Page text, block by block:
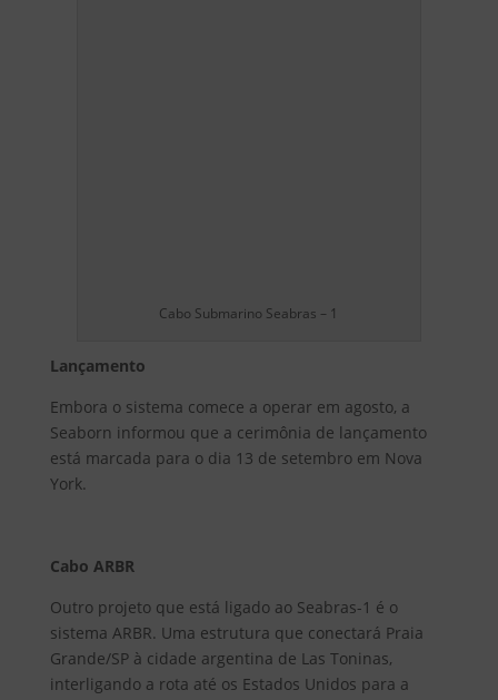
Cabo Submarino Seabras – 1
Lançamento
Embora o sistema comece a operar em agosto, a
Seaborn informou que a cerimônia de lançamento
está marcada para o dia 13 de setembro em Nova
York.
Cabo ARBR
Outro projeto que está ligado ao Seabras-1 é o
sistema ARBR. Uma estrutura que conectará Praia
Grande/SP à cidade argentina de Las Toninas,
interligando a rota até os Estados Unidos para a